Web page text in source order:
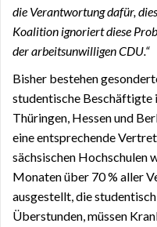
die Verantwortung dafür,
Koalition ignoriert diese
der arbeitsunwilligen CDU.“
Bisher bestehen
studentische
Thüringen, Hessen und
eine entsprechende
sächsischen Hochschulen
Monaten über 70 % aller
ausgestellt, die
Überstunden, müssen